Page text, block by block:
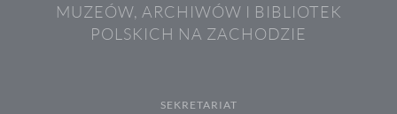
MUZEÓW, ARCHIWÓW I BIBLIOTEK
POLSKICH NA ZACHODZIE
SEKRETARIAT